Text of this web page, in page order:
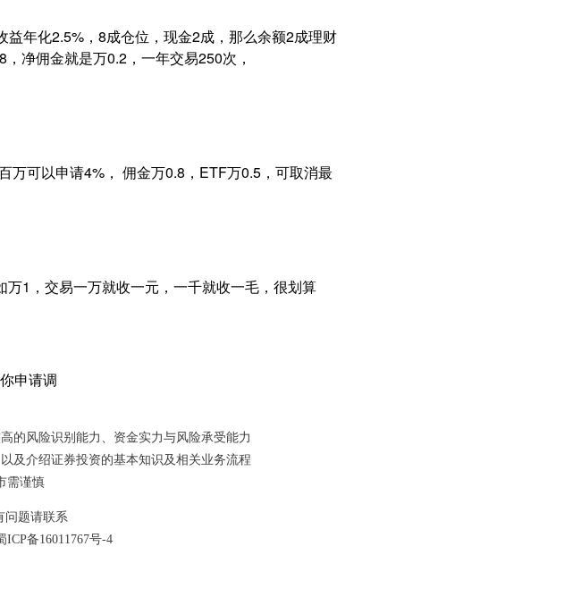
年化2.5%，8成仓位，现金2成，那么余额2成理财
净佣金就是万0.2，一年交易250次，
万可以申请4%， 佣金万0.8，ETF万0.5，可取消最
1，交易一万就收一元，一千就收一毛，很划算
申请调
的风险识别能力、资金实力与风险承受能力
及介绍证券投资的基本知识及相关业务流程
需谨慎
问题请联系
ICP备16011767号-4